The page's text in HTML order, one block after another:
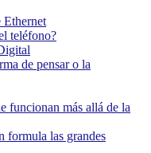
Ethernet
teléfono?
de pensar o la
funcionan más allá de la
formula las grandes